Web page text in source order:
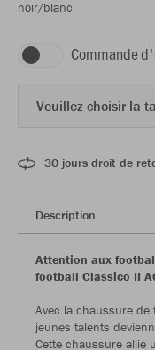
noir/blanc
Commande
Veuillez choisir la
30 jours droit de
Description
Attention aux
football Classico II
Avec la chaussure de
jeunes talents
Cette chaussure allie